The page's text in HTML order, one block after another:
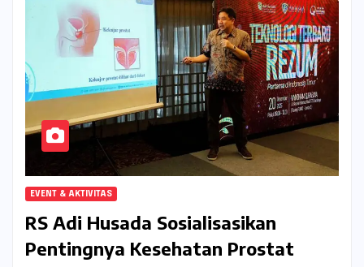
EVENT & AKTIVITAS
RS Adi Husada Sosialisasikan
Pentingnya Kesehatan Prostat